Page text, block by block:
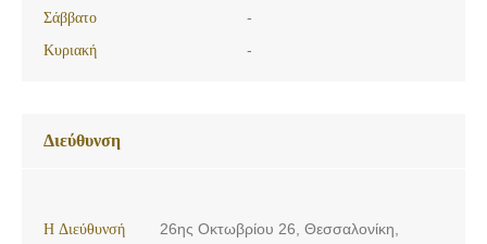
Σάββατο
-
Κυριακή
-
Διεύθυνση
Η Διεύθυνσή
26ης Οκτωβρίου 26, Θεσσαλονίκη,